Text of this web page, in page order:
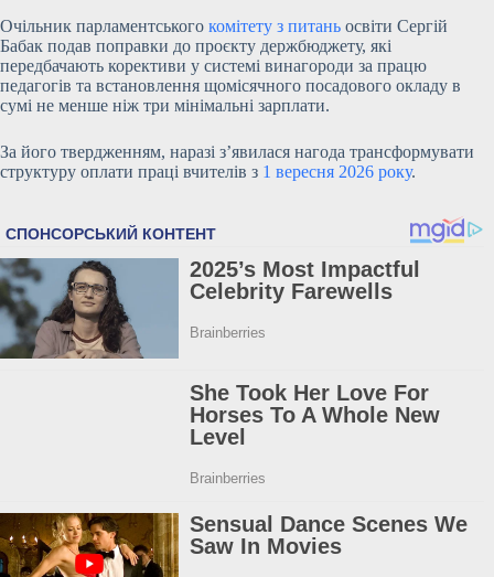
Очільник парламентського комітету з питань освіти Сергій
Бабак подав поправки до проєкту держбюджету, які
передбачають корективи у системі винагороди за працю
педагогів та встановлення щомісячного посадового окладу в
сумі не менше ніж три мінімальні зарплати.
За його твердженням, наразі з’явилася нагода трансформувати
структуру оплати праці вчителів з 1 вересня 2026 року.